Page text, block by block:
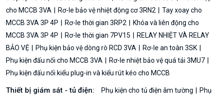
cho MCCB 3VA
Rơ-le bảo vệ nhiệt động cơ 3RN2
Tay xoay cho
MCCB 3VA 3P 4P
Rơ-le thời gian 3RP2
Khóa và liên động cho
MCCB 3VA 3P 4P
Rơ-le thời gian 7PV15
RELAY NHIỆT VÀ RELAY
BẢO VỆ
Phụ kiện bảo vệ dòng rò RCD 3VA
Rơ-le an toàn 3SK
Phụ kiện đấu nối cho MCCB 3VA
Rơ-le nhiệt bảo vệ quá tải 3MU7
Phụ kiện đấu nối kiểu plug-in và kiểu rút kéo cho MCCB
Thiết bị giám sát - tủ điện: Phụ kiện cho tủ điện âm tường
Phụ